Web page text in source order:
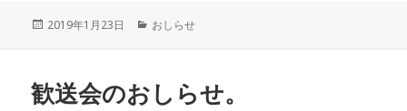
投
2019年1月23日
カ
ー
おしらせ
歓送会のおしらせ。